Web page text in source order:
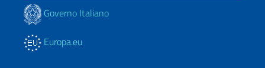
Governo Italiano
Europa.eu